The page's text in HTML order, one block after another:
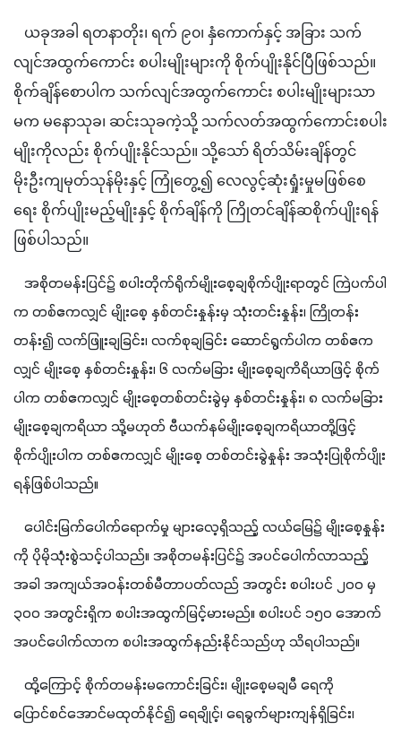
ယခုအခါ ရတနာတိုး၊ ရက် ၉၀၊ နှံကောက်နှင့် အခြား သက်
လျင်အထွက်ကောင်း စပါးမျိုးများကို စိုက်ပျိုးနိုင်ပြီဖြစ်သည်။
စိုက်ချိန်စောပါက သက်လျင်အထွက်ကောင်း စပါးမျိုးများသာ
မက မနောသုခ၊ ဆင်းသုခကဲ့သို့ သက်လတ်အထွက်ကောင်းစပါး
မျိုးကိုလည်း စိုက်ပျိုးနိုင်သည်။ သို့သော် ရိတ်သိမ်းချိန်တွင်
မိုးဦးကျမုတ်သုန်မိုးနှင့် ကြုံတွေ့၍ လေလွင့်ဆုံးရှုံးမှုမဖြစ်စေ
ရေး စိုက်ပျိုးမည့်မျိုးနှင့် စိုက်ချိန်ကို ကြိုတင်ချိန်ဆစိုက်ပျိုးရန်
ဖြစ်ပါသည်။
အစိုတမန်းပြင်၌ စပါးတိုက်ရိုက်မျိုးစေ့ချစိုက်ပျိုးရာတွင် ကြဲပက်ပါ
က တစ်ဧကလျှင် မျိုးစေ့ နှစ်တင်းနှုန်းမှ သုံးတင်းနှုန်း၊ ကြိုတန်း
တန်း၍ လက်ဖြူးချခြင်း၊ လက်စုချခြင်း ဆောင်ရွက်ပါက တစ်ဧက
လျှင် မျိုးစေ့ နှစ်တင်းနှုန်း၊ ၆ လက်မခြား မျိုးစေ့ချကိရိယာဖြင့် စိုက်
ပါက တစ်ဧကလျှင် မျိုးစေ့တစ်တင်းခွဲမှ နှစ်တင်းနှုန်း၊ ၈ လက်မခြား
မျိုးစေ့ချကရိယာ သို့မဟုတ် ဗီယက်နမ်မျိုးစေ့ချကရိယာတို့ဖြင့်
စိုက်ပျိုးပါက တစ်ဧကလျှင် မျိုးစေ့ တစ်တင်းခွဲနှုန်း အသုံးပြုစိုက်ပျိုး
ရန်ဖြစ်ပါသည်။
ပေါင်းမြက်ပေါက်ရောက်မှု များလေ့ရှိသည့် လယ်‌မြေ၌ မျိုးစေ့နှုန်း
ကို ပိုမိုသုံးစွဲသင့်ပါသည်။ အစိုတမန်းပြင်၌ အပင်ပေါက်လာသည့်
အခါ အကျယ်အဝန်းတစ်မီတာပတ်လည် အတွင်း စပါးပင် ၂၀၀ မှ
၃၀၀ အတွင်းရှိက စပါးအထွက်မြင့်မားမည်။ စပါးပင် ၁၅၀ အောက်
အပင်ပေါက်လာက စပါးအထွက်နည်းနိုင်သည်ဟု သိရပါသည်။
ထို့ကြောင့် စိုက်တမန်းမကောင်းခြင်း၊ မျိုးစေ့မချမီ ရေကို
ပြောင်စင်အောင်မထုတ်နိုင်၍ ရေချိုင့်၊ ရေခွက်များကျန်ရှိခြင်း၊